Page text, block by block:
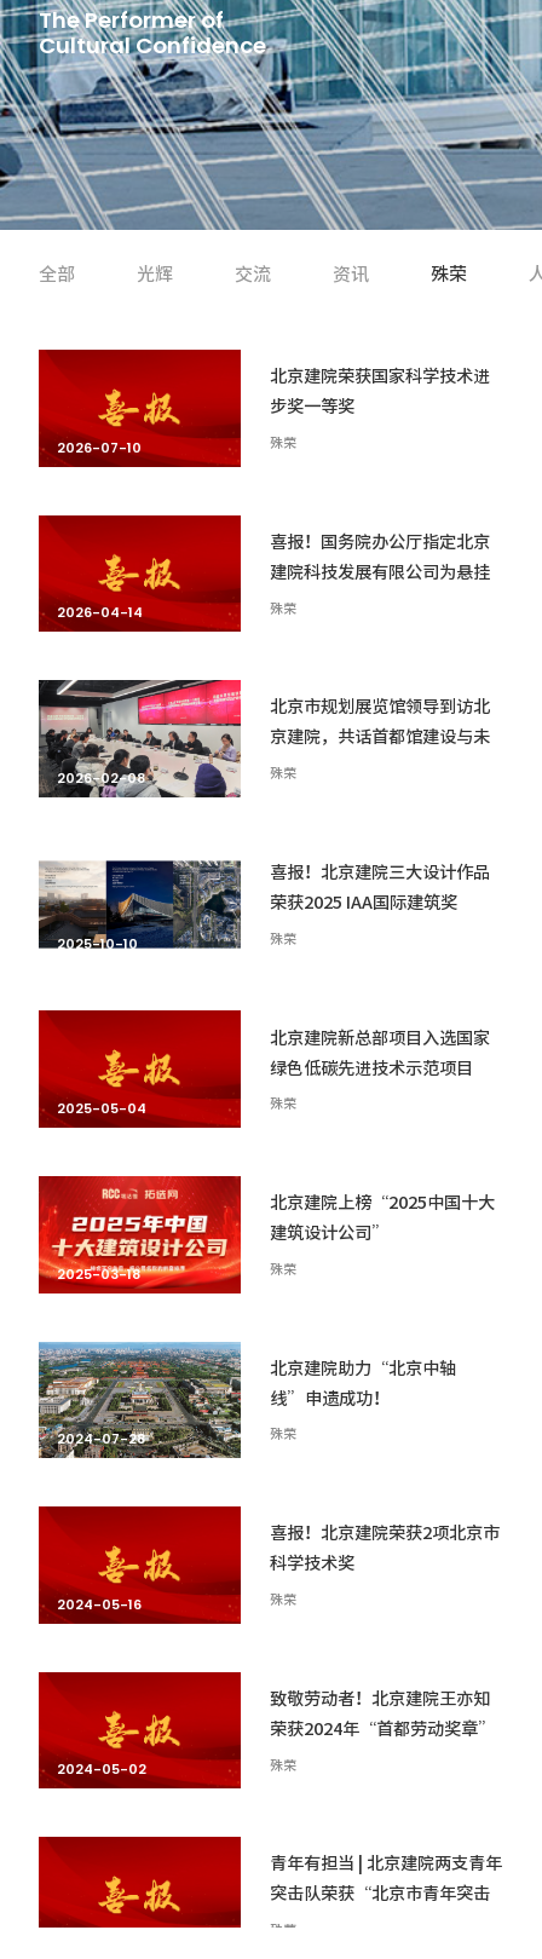
The Performer of
Cultural Confidence
全部 光辉 交流 资讯 殊荣
2026-07-10
北京建院荣获国家科学技术进
步奖一等奖
殊荣
2026-04-14
喜报！国务院办公厅指定北京
建院科技发展有限公司为悬挂
用国徽制作企业
殊荣
2026-02-08
北京市规划展览馆领导到访北
京建院，共话首都馆建设与未
来合作
殊荣
2025-10-10
喜报！北京建院三大设计作品
荣获2025 IAA国际建筑奖
殊荣
2025-05-04
北京建院新总部项目入选国家
绿色低碳先进技术示范项目
殊荣
2025-03-18
北京建院上榜“2025中国十大
建筑设计公司”
殊荣
2024-07-28
北京建院助力“北京中轴
线”申遗成功！
殊荣
2024-05-16
喜报！北京建院荣获2项北京市
科学技术奖
殊荣
2024-05-02
致敬劳动者！北京建院王亦知
荣获2024年“首都劳动奖章”
殊荣
青年有担当 | 北京建院两支青年
突击队荣获“北京市青年突击
队”荣誉
殊荣